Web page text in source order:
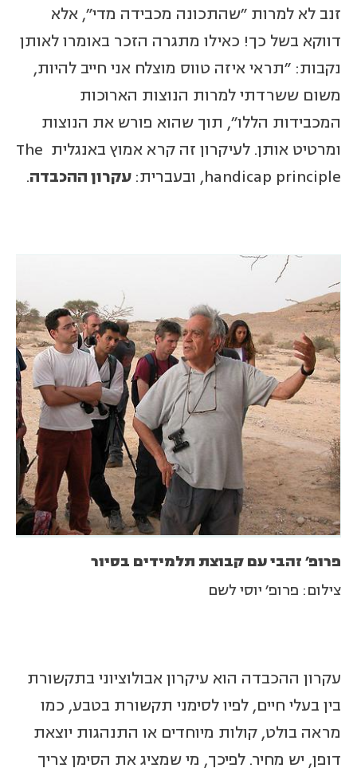
זנב לא למרות "שהתכונה מכבידה מדי", אלא
דווקא בשל כך! כאילו מתגרה הזכר באומרו לאותן
נקבות: "תראי איזה טווס מוצלח אני חייב להיות,
משום ששרדתי למרות הנוצות הארוכות
המכבידות הללו", תוך שהוא פורש את הנוצות
ומרטיט אותן. לעיקרון זה קרא אמוץ באנגלית The
handicap principle, ובעברית:
עקרון ההכבדה.
פרופ' זהבי עם קבוצת תלמידים בסיור
צילום: פרופ' יוסי לשם
עקרון ההכבדה הוא עיקרון אבולוציוני בתקשורת
בין בעלי חיים, לפיו לסימני תקשורת בטבע, כמו
מראה בולט, קולות מיוחדים או התנהגות יוצאת
דופן, יש מחיר. לפיכך, מי שמציג את הסימן צריך